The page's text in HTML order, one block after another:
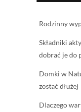
Rodzinny
Składniki
dobrać je do
Domki w
zostać dłużej
Dlaczego